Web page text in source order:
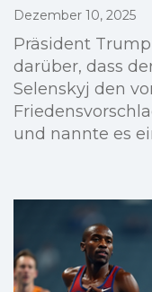
Dezember 10, 2025
Präsident
darüber, dass
Selenskyj den
und nannte es